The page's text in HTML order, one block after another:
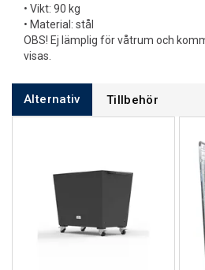
• Vikt: 90 kg
• Material: stål
OBS! Ej lämplig för våtrum och
visas.
Alternativ Tillbehör